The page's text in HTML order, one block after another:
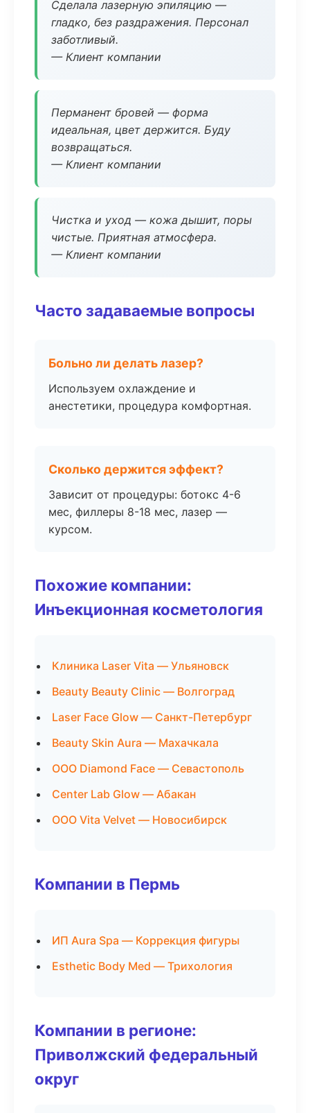
Сделала лазерную эпиляцию —
гладко, без раздражения. Персонал
заботливый.
— Клиент компании
Перманент бровей — форма
идеальная, цвет держится. Буду
возвращаться.
— Клиент компании
Чистка и уход — кожа дышит, поры
чистые. Приятная атмосфера.
— Клиент компании
Часто задаваемые вопросы
Больно ли делать лазер?
Используем охлаждение и
анестетики, процедура комфортная.
Сколько держится эффект?
Зависит от процедуры: ботокс 4-6
мес, филлеры 8-18 мес, лазер —
курсом.
Похожие компании:
Инъекционная косметология
Клиника Laser Vita — Ульяновск
Beauty Beauty Clinic — Волгоград
Laser Face Glow — Санкт-Петербург
Beauty Skin Aura — Махачкала
ООО Diamond Face — Севастополь
Center Lab Glow — Абакан
ООО Vita Velvet — Новосибирск
Компании в Пермь
ИП Aura Spa — Коррекция фигуры
Esthetic Body Med — Трихология
Компании в регионе:
Приволжский федеральный
округ